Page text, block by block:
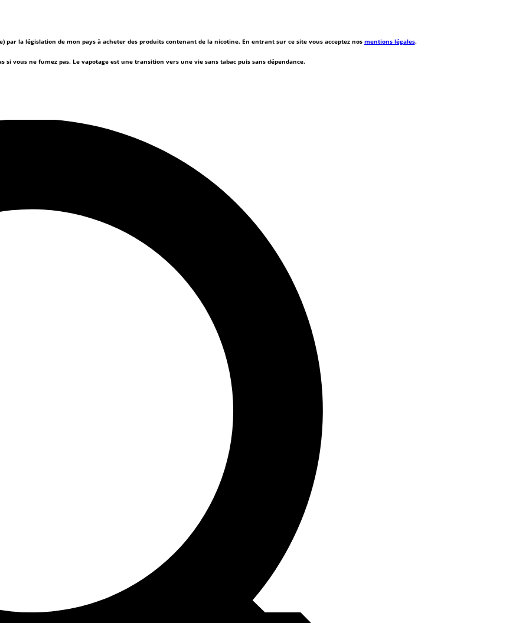
par la législation de mon pays à acheter des produits contenant de la nicotine. En entrant sur ce site vous acceptez nos mentions légales.
si vous ne fumez pas. Le vapotage est une transition vers une vie sans tabac puis sans dépendance.